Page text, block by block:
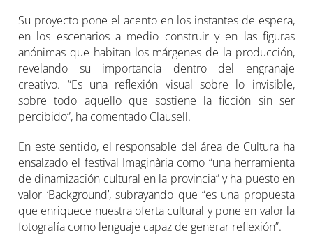
Su proyecto pone el acento en los instantes de espera,
en los escenarios a medio construir y en las figuras
anónimas que habitan los márgenes de la producción,
revelando su importancia dentro del engranaje
creativo. “Es una reflexión visual sobre lo invisible,
sobre todo aquello que sostiene la ficción sin ser
percibido”, ha comentado Clausell.
En este sentido, el responsable del área de Cultura ha
ensalzado el festival Imaginària como “una herramienta
de dinamización cultural en la provincia” y ha puesto en
valor ‘Background’, subrayando que “es una propuesta
que enriquece nuestra oferta cultural y pone en valor la
fotografía como lenguaje capaz de generar reflexión”.